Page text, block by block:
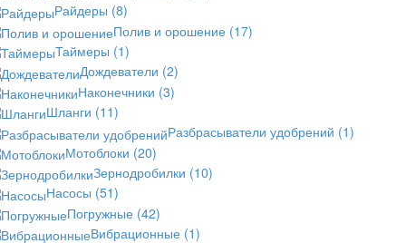
Райдеры (8)
Полив и орошение (17)
Таймеры (1)
Дождеватели (2)
Наконечники (3)
Шланги (11)
Разбрасыватели удобрений (1)
Мотоблоки (20)
Зернодробилки (10)
Насосы (51)
Погружные (42)
Вибрационные (1)